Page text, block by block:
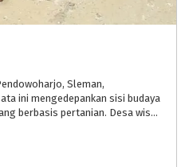
Sleman,
ini mengedepankan sisi budaya
yang ada pada masyarakatnya yang berbasis pertanian. Desa wisata budaya yang berbasis pertanian ini merupakan tempat yang nyaman untuk re